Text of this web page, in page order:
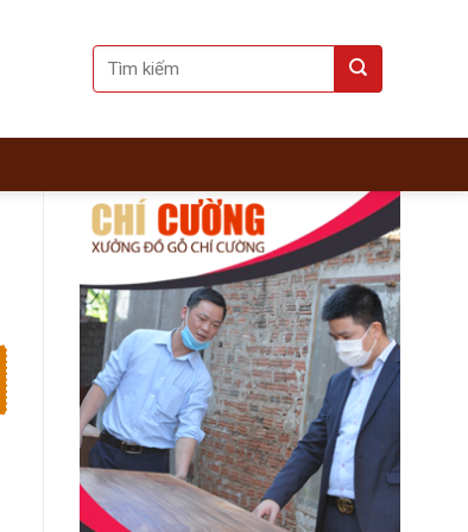
Search
for: